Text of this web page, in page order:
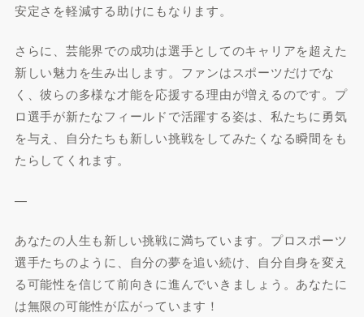
安定さを軽減する助けにもなります。
さらに、芸能界での成功は選手としてのキャリアを超えた
新しい魅力を生み出します。ファンはスポーツだけでな
く、彼らの多様な才能を応援する理由が増えるのです。プ
ロ選手が新たなフィールドで活躍する姿は、私たちに勇気
を与え、自分たちも新しい挑戦をしてみたくなる瞬間をも
たらしてくれます。
—
あなたの人生も新しい挑戦に満ちています。プロスポーツ
選手たちのように、自分の夢を追い続け、自分自身を変え
る可能性を信じて前向きに進んでいきましょう。あなたに
は無限の可能性が広がっています！